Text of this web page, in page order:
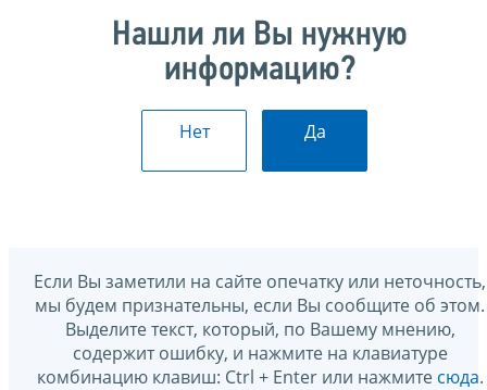
Нашли ли Вы нужную
информацию?
Нет Да
Если Вы заметили на сайте опечатку или неточность,
мы будем признательны, если Вы сообщите об этом.
Выделите текст, который, по Вашему мнению,
содержит ошибку, и нажмите на клавиатуре
комбинацию клавиш: Ctrl + Enter или нажмите сюда.